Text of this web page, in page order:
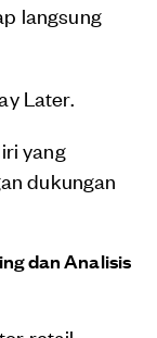
langsung
Later.
yang
dukungan
dan Analisis